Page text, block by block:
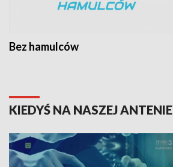
Bez hamulców
KIEDYŚ NA NASZEJ ANTENIE